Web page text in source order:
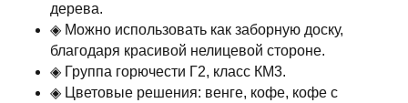
дерева.
◈ Можно использовать как заборную доску,
благодаря красивой нелицевой стороне.
◈ Группа горючести Г2, класс КМ3.
◈ Цветовые решения: венге, кофе, кофе с